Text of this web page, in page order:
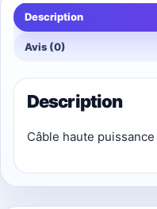
Description
Avis (0)
Description
Câble haute